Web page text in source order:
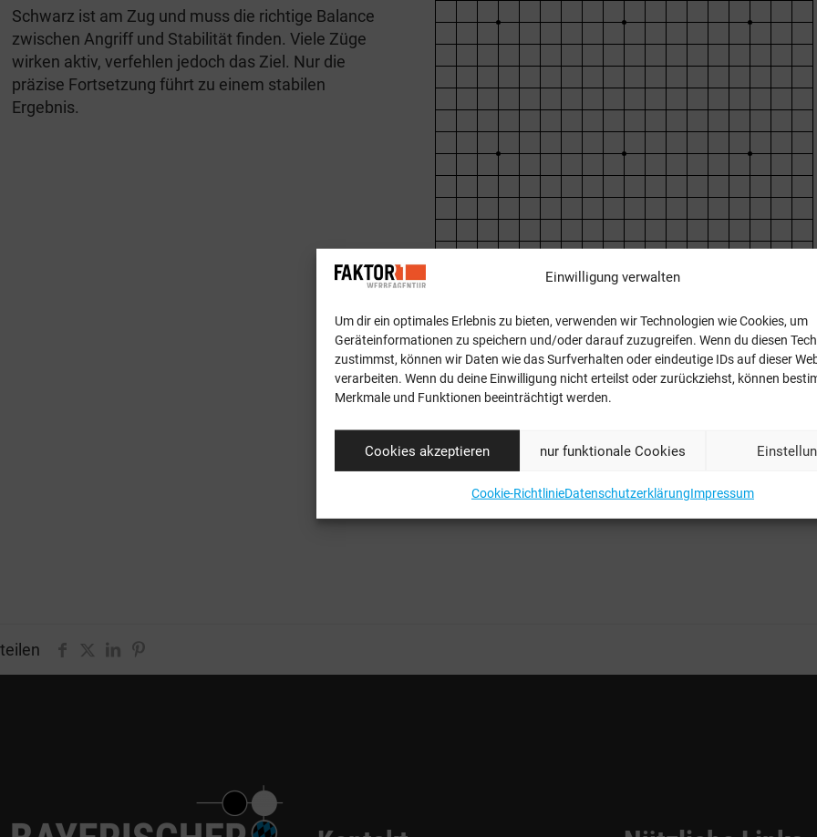
Einwilligung verwalten
Um dir ein optimales Erlebnis zu bieten, verwenden wir Technologien wie Cookies, um
Geräteinformationen zu speichern und/oder darauf zuzugreifen. Wenn du diesen
zustimmst, können wir Daten wie das Surfverhalten oder eindeutige IDs auf dieser
verarbeiten. Wenn du deine Einwilligung nicht erteilst oder zurückziehst, können
Merkmale und Funktionen beeinträchtigt werden.
Cookies akzeptieren nur funktionale Cookies
Cookie-RichtlinieDatenschutzerklärungImpressum
Schwarz ist am Zug und muss die richtige Balance
zwischen Angriff und Stabilität finden. Viele Züge
wirken aktiv, verfehlen jedoch das Ziel. Nur die
präzise Fortsetzung führt zu einem stabilen
Ergebnis.
Schwarz am Zug.
https://bgov.de/
teilen